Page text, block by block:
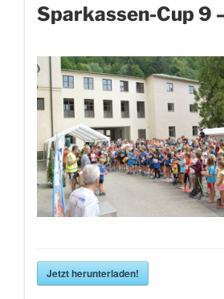
Sparkassen-Cup 9
Jetzt herunterladen!